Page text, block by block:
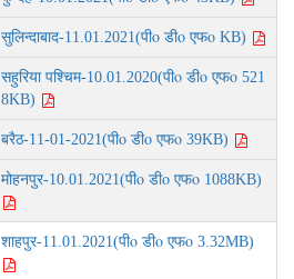
सुलिन्दाबाद-11.01.2021(पीo डीo एफo KB)
सहुरिया पश्चिम-10.01.2020(पीo डीo एफo 521
8KB)
बरैठ-11-01-2021(पीo डीo एफo 39KB)
मोहनपुर-10.01.2021(पीo डीo एफo 1088KB)
शाहपुर-11.01.2021(पीo डीo एफo 3.32MB)